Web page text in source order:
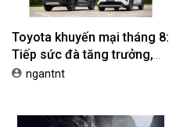
Toyota khuyến mại tháng 8:
Tiếp sức đà tăng trưởng,
tối ưu chi phí mua xe
ngantnt